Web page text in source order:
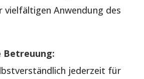
vielfältigen Anwendung des
Betreuung:
jederzeit für